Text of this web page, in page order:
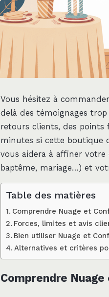
Vous hésitez à
delà des témoignages
retours clients, des points
minutes si cette boutique
vous aidera à affiner votre
baptême, mariage…) et
Table des matières
Comprendre Nuage et
Forces, limites et avis
Bien utiliser Nuage et
Alternatives et critères
Comprendre